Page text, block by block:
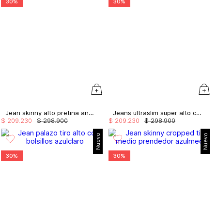
30%
Jean skinny alto pretina ancha borla
$ 298.900
$ 209.230
30%
Jeans ultraslim super alto correa
$ 298.900
$ 209.230
Nuevo
30%
Nuevo
30%